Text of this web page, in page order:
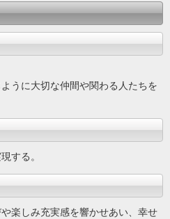
うに大切な仲間や関わる人たちを
する。
楽しみ充実感を響かせあい、幸せ